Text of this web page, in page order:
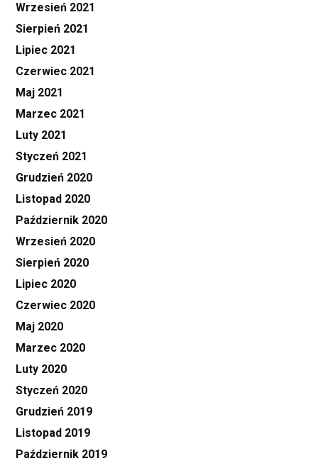
Wrzesień 2021
Sierpień 2021
Lipiec 2021
Czerwiec 2021
Maj 2021
Marzec 2021
Luty 2021
Styczeń 2021
Grudzień 2020
Listopad 2020
Październik 2020
Wrzesień 2020
Sierpień 2020
Lipiec 2020
Czerwiec 2020
Maj 2020
Marzec 2020
Luty 2020
Styczeń 2020
Grudzień 2019
Listopad 2019
Październik 2019